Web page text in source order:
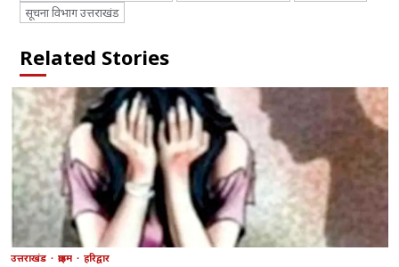
सूचना विभाग उत्तराखंड
Related Stories
उत्तराखंड क्राइम हरिद्वार